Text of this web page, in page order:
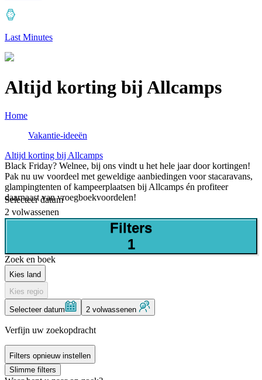
Last Minutes
Altijd korting bij Allcamps
Home
Vakantie-ideeën
Altijd korting bij Allcamps
Black Friday? Welnee, bij ons vindt u het hele jaar door kortingen!
Pak nu uw voordeel met geweldige aanbiedingen voor stacaravans,
glampingtenten of kampeerplaatsen bij Allcamps én profiteer
daarnaast van vroegboekvoordelen!
Selecteer datum
2 volwassenen
Filters
1
Zoek en boek
Kies land
Kies regio
Selecteer datum 2 volwassenen
Verfijn uw zoekopdracht
Filters opnieuw instellen
Slimme filters